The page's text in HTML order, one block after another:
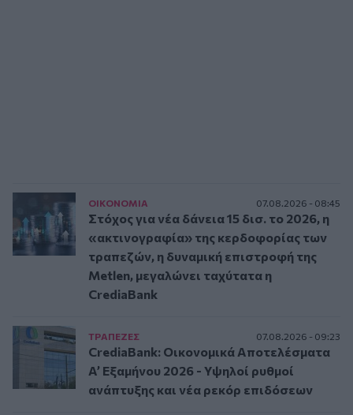
ΟΙΚΟΝΟΜΙΑ 07.08.2026 - 08:45
Στόχος για νέα δάνεια 15 δισ. το 2026, η
«ακτινογραφία» της κερδοφορίας των
τραπεζών, η δυναμική επιστροφή της
Metlen, μεγαλώνει ταχύτατα η
CrediaBank
ΤΡAΠΕΖΕΣ 07.08.2026 - 09:23
CrediaBank: Οικονομικά Αποτελέσματα
A’ Εξαμήνου 2026 - Υψηλοί ρυθμοί
ανάπτυξης και νέα ρεκόρ επιδόσεων